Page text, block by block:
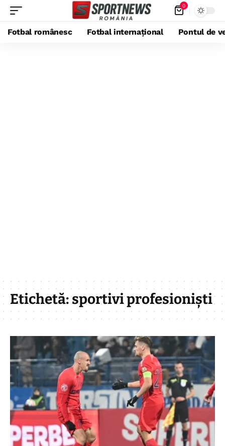
0
Fotbal românesc Fotbal internațional Pontul de
Etichetă:sportivi profesioniști